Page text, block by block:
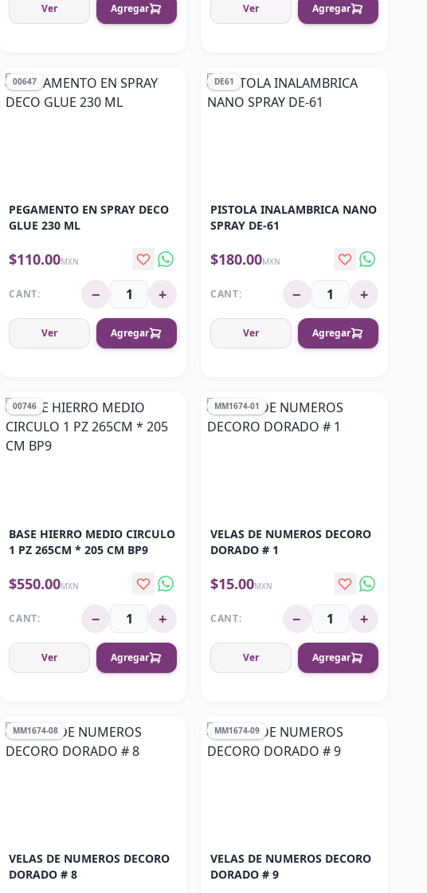
Ver Agregar Ver Agregar
00647
PEGAMENTO EN SPRAY DECO
GLUE 230 ML
$110.00MXN
CANT: − +
Ver Agregar
DE61
PISTOLA INALAMBRICA NANO
SPRAY DE-61
$180.00MXN
CANT: − +
Ver Agregar
00746
BASE HIERRO MEDIO CIRCULO
1 PZ 265CM * 205 CM BP9
$550.00MXN
CANT: − +
Ver Agregar
MM1674-01
VELAS DE NUMEROS DECORO
DORADO # 1
$15.00MXN
CANT: − +
Ver Agregar
MM1674-08
VELAS DE NUMEROS DECORO
DORADO # 8
MM1674-09
VELAS DE NUMEROS DECORO
DORADO # 9